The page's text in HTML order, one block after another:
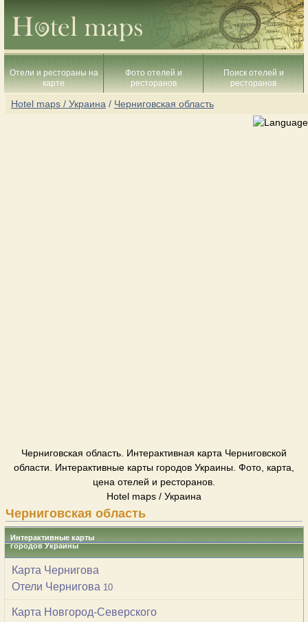
Отели и рестораны на
карте
Фото отелей и
ресторанов
Поиск отелей и
ресторанов
Hotel maps / Украина / Черниговская область
Черниговская область. Интерактивная карта Черниговской
области. Интерактивные карты городов Украины. Фото, карта,
цена отелей и ресторанов.
Hotel maps / Украина
Черниговская область
Интерактивные карты
городов Украины
Карта Чернигова
Отели Чернигова 10
Карта Новгород-Северского